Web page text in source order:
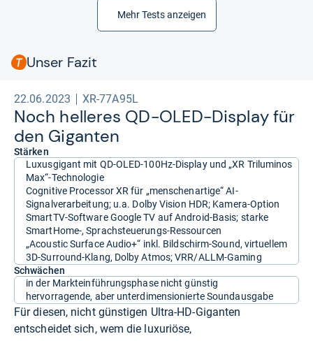
Mehr Tests anzeigen
Unser Fazit
22.06.2023 XR-77A95L
Noch hel­le­res QD-​OLED-​Dis­play für
den Gigan­ten
Stärken
Luxusgigant mit QD-OLED-100Hz-Display und „XR Triluminos
Max“-Technologie
Cognitive Processor XR für „menschenartige“ AI-
Signalverarbeitung; u.a. Dolby Vision HDR; Kamera-Option
SmartTV-Software Google TV auf Android-Basis; starke
SmartHome-, Sprachsteuerungs-Ressourcen
„Acoustic Surface Audio+“ inkl. Bildschirm-Sound, virtuellem
3D-Surround-Klang, Dolby Atmos; VRR/ALLM-Gaming
Schwächen
in der Markteinführungsphase nicht günstig
hervorragende, aber unterdimensionierte Soundausgabe
Für diesen, nicht günstigen Ultra-HD-Giganten
entscheidet sich, wem die luxuriöse,